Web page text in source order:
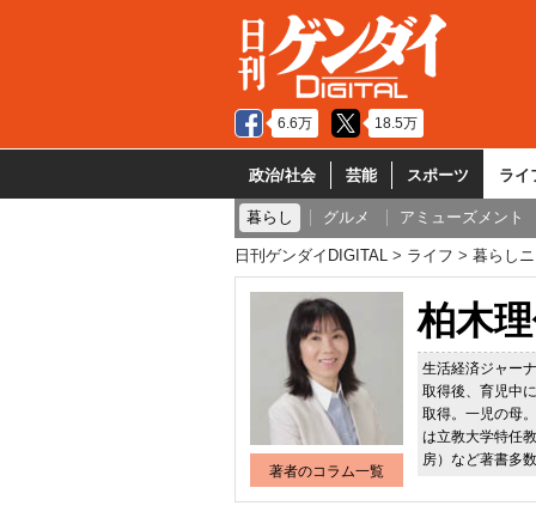
6.6万 18.5万
政治/社会 芸能 スポーツ ライ
暮らし グルメ アミューズメント
日刊ゲンダイDIGITAL ライフ 暮らし
著者のコラム一覧
柏木
生活経済ジャー
取得後、育児中
取得。一児の母
は立教大学特任
房）など著書多